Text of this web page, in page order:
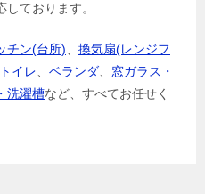
しております。
チン(台所)、 換気扇(レンジフ
トイレ、 ベランダ、 窓ガラス・
洗濯槽など、すべてお任せく